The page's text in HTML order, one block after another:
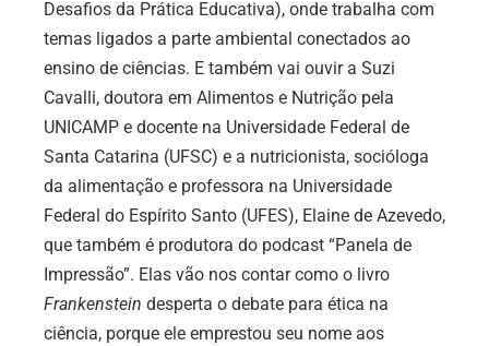
Desafios da Prática Educativa), onde trabalha com
temas ligados a parte ambiental conectados ao
ensino de ciências. E também vai ouvir a Suzi
Cavalli, doutora em Alimentos e Nutrição pela
UNICAMP e docente na Universidade Federal de
Santa Catarina (UFSC) e a nutricionista, socióloga
da alimentação e professora na Universidade
Federal do Espírito Santo (UFES), Elaine de Azevedo,
que também é produtora do podcast “Panela de
Impressão”. Elas vão nos contar como o livro
Frankenstein desperta o debate para ética na
ciência, porque ele emprestou seu nome aos